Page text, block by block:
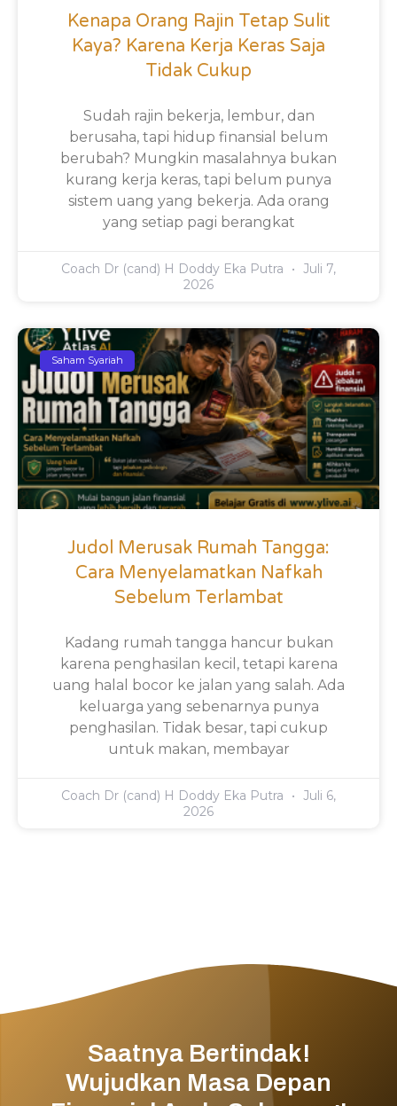
Kenapa Orang Rajin Tetap Sulit
Kaya? Karena Kerja Keras Saja
Tidak Cukup
Sudah rajin bekerja, lembur, dan
berusaha, tapi hidup finansial belum
berubah? Mungkin masalahnya bukan
kurang kerja keras, tapi belum punya
sistem uang yang bekerja. Ada orang
yang setiap pagi berangkat
Coach Dr (cand) H Doddy Eka Putra
Juli 7,
2026
Saham Syariah
Judol Merusak Rumah Tangga:
Cara Menyelamatkan Nafkah
Sebelum Terlambat
Kadang rumah tangga hancur bukan
karena penghasilan kecil, tetapi karena
uang halal bocor ke jalan yang salah. Ada
keluarga yang sebenarnya punya
penghasilan. Tidak besar, tapi cukup
untuk makan, membayar
Coach Dr (cand) H Doddy Eka Putra
Juli 6,
2026
Saatnya Bertindak!
Wujudkan Masa Depan